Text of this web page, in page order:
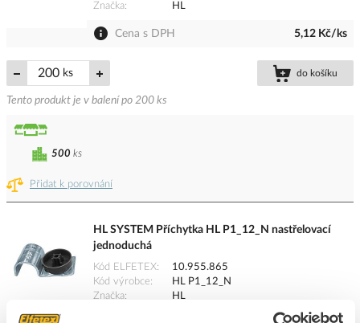
Značka
HL
Cena s DPH 5,12 Kč/ks
ks do košíku
Tento produkt je v balení po 200 ks
Přidat k porovnání
500 ks
HL SYSTEM Příchytka HL P1_12_N nastřelovací
jednoduchá
Kód ELFETEX
10.955.865
Kód výrobce
HL P1_12_N
Značka
HL